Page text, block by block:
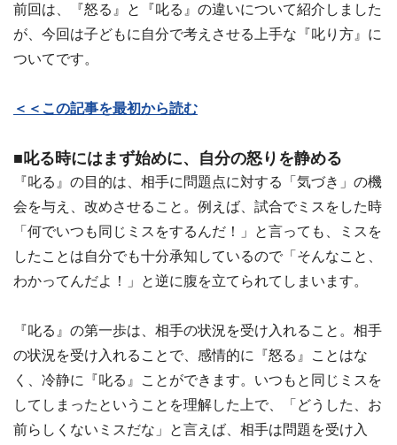
前回は、『怒る』と『叱る』の違いについて紹介しました
が、今回は子どもに自分で考えさせる上手な『叱り方』に
ついてです。
＜＜この記事を最初から読む
■叱る時にはまず始めに、自分の怒りを静める
『叱る』の目的は、相手に問題点に対する「気づき」の機
会を与え、改めさせること。例えば、試合でミスをした時
「何でいつも同じミスをするんだ！」と言っても、ミスを
したことは自分でも十分承知しているので「そんなこと、
わかってんだよ！」と逆に腹を立てられてしまいます。
『叱る』の第一歩は、相手の状況を受け入れること。相手
の状況を受け入れることで、感情的に『怒る』ことはな
く、冷静に『叱る』ことができます。いつもと同じミスを
してしまったということを理解した上で、「どうした、お
前らしくないミスだな」と言えば、相手は問題を受け入